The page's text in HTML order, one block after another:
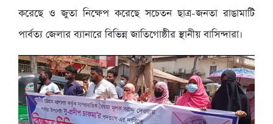
করেছে ও জুতা নিক্ষেপ করেছে সচেতন ছাত্র-জনতা রাঙামাটি
পার্বত্য জেলার ব্যানারে বিভিন্ন জাতিগোষ্ঠীর স্থানীয় বাসিন্দারা।